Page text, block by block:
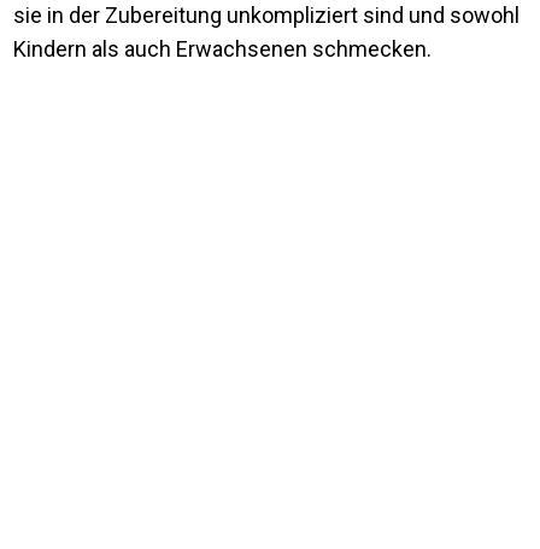
sie in der Zubereitung unkompliziert sind und sowohl
Kindern als auch Erwachsenen schmecken.